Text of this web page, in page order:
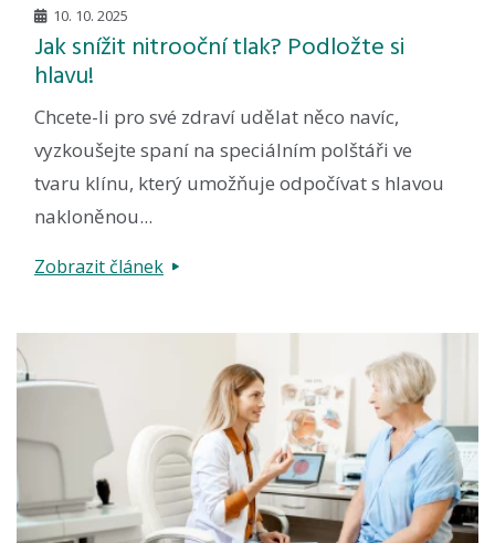
10. 10. 2025
Jak snížit nitrooční tlak? Podložte si
hlavu!
Chcete-li pro své zdraví udělat něco navíc,
vyzkoušejte spaní na speciálním polštáři ve
tvaru klínu, který umožňuje odpočívat s hlavou
nakloněnou...
Zobrazit článek